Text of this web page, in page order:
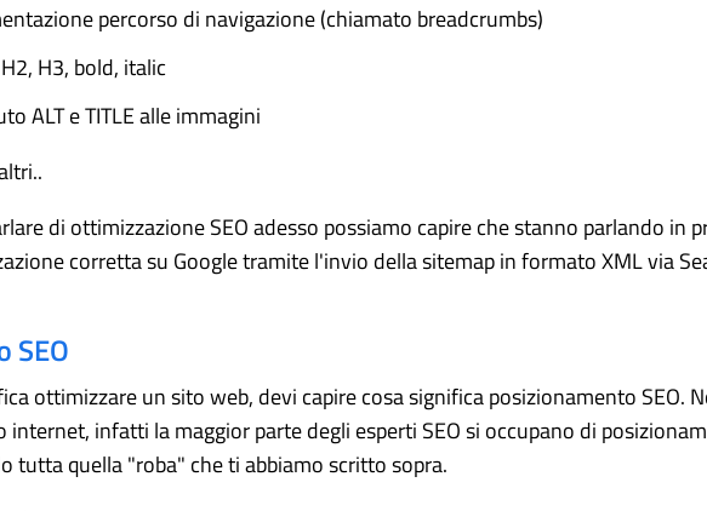
percorso di navigazione (chiamato breadcrumbs)
H3, bold, italic
ALT e TITLE alle immagini
di ottimizzazione SEO adesso possiamo capire che stanno parlando in
corretta su Google tramite l'invio della sitemap in formato XML via
SEO
ottimizzare un sito web, devi capire cosa significa posizionamento SEO.
infatti la maggior parte degli esperti SEO si occupano di
tutta quella "roba" che ti abbiamo scritto sopra.